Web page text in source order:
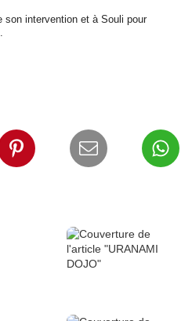
son intervention et à Souli pour